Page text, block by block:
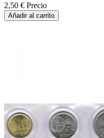
2,50 € Precio
Añadir al carrito